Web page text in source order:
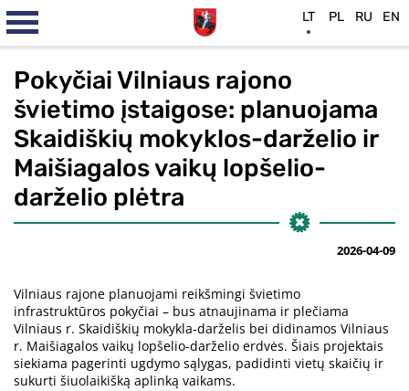
Pokyčiai Vilniaus rajono
švietimo įstaigose: planuojama
Skaidiškių mokyklos-darželio ir
Maišiagalos vaikų lopšelio-
darželio plėtra
2026-04-09
Vilniaus rajone planuojami reikšmingi švietimo
infrastruktūros pokyčiai – bus atnaujinama ir plečiama
Vilniaus r. Skaidiškių mokykla-darželis bei didinamos Vilniaus
r. Maišiagalos vaikų lopšelio-darželio erdvės. Šiais projektais
siekiama pagerinti ugdymo sąlygas, padidinti vietų skaičių ir
sukurti šiuolaikišką aplinką vaikams.
LT PL RU EN